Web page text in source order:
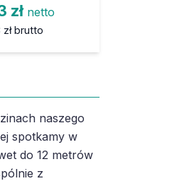
zł netto
brutto
naszego
spotkamy w
do 12 metrów
z